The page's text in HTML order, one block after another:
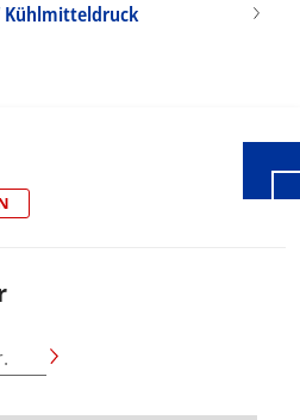
Kühlmitteldruck